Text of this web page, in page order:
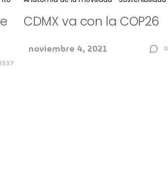
CDMX va con la COP26
noviembre 4, 2021 0